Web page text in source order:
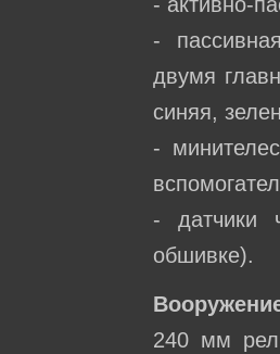
-
двумя
синяя,
-
- датчики
обшивке).
240 мм